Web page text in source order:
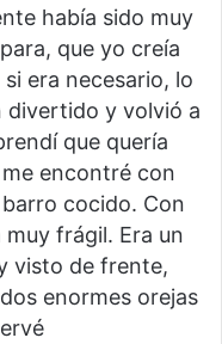
había sido muy
que yo creía
era necesario, lo
divertido y volvió a
que quería
encontré con
cocido. Con
frágil. Era un
visto de frente,
enormes orejas